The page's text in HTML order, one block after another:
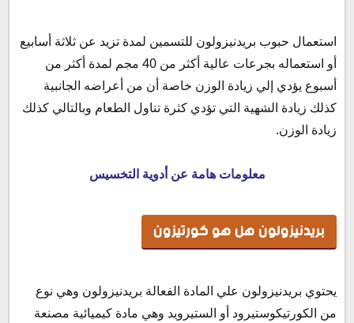
استعمال حبوب بريدنيزولون للتسمين لمدة تزيد عن ثلاثة أسابيع
أو استعماله بجرعات عالية أكثر من 40 مجم لمدة أكثر من
أسبوع يؤدي إلي زيادة الوزن خاصة أن من أعراضه الجانبية
كذلك زيادة الشهية التي تؤدي كثرة تناول الطعام وبالتالي كذلك
زيادة الوزن.
معلومات هامة عن أدوية التخسيس
بريدنيزولون هل هو كورتيزون
يحتوي بريدنيزولون علي المادة الفعالة بريدنيزولون وهي نوع
من الكورتيكوستيرود أو الستيرويد وهي مادة كيميائية مصنعة